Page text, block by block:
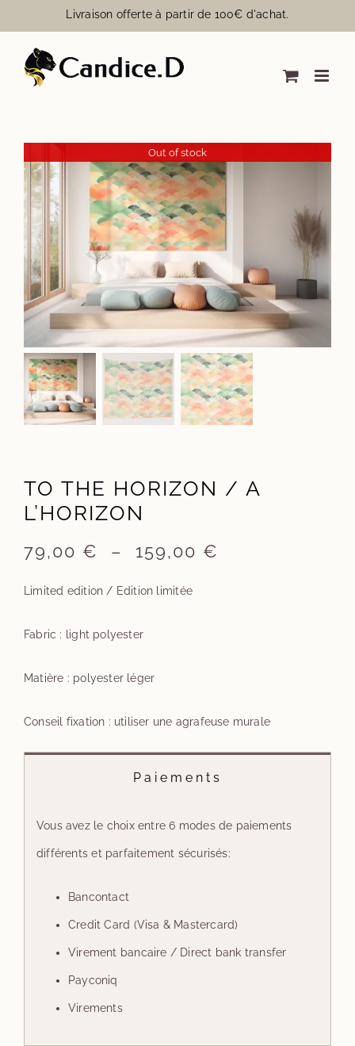
contenu
Livraison offerte à partir de 100€ d'achat.
Out of stock
TO THE HORIZON / A
L’HORIZON
79,00 € – 159,00 €
Limited edition / Edition limitée
Fabric : light polyester
Matière : polyester léger
Conseil fixation : utiliser une agrafeuse murale
Paiements
Vous avez le choix entre 6 modes de paiements
différents et parfaitement sécurisés:
Bancontact
Credit Card (Visa & Mastercard)
Virement bancaire / Direct bank transfer
Payconiq
Virements